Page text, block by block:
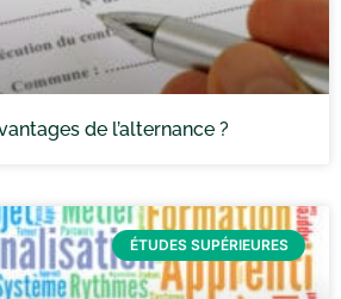
de l’alternance ?
ÉTUDES SUPÉRIEURES